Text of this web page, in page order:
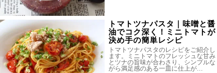
トマトツナパスタ｜味噌と醤
油でコク深く！ミニトマトが
決め手の簡単レシピ
トマトツナパスタのレシピをご紹介し
ます。ミニトマトのフレッシュな甘み
とツナの旨味が合わさり、シンプルな
がら満足感のある一皿に仕上が…